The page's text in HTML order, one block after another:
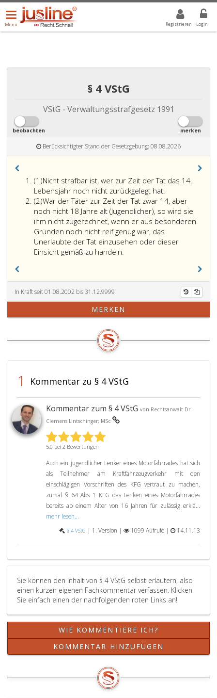
Registrieren Login
Menü
öffnen/schließen
Menü
ALLE DROPDOWN: GEWÄHLTER WERT IST ALLE
§ 4 VStG
VStG - Verwaltungsstrafgesetz 1991
beobachten merken
Berücksichtigter Stand der Gesetzgebung: 08.08.2026
(1)Absatz
eins
Nicht strafbar ist, wer zur Zeit der Tat das 14.
Lebensjahr noch nicht zurückgelegt hat.
(2)Absatz
2
War der Täter zur Zeit der Tat zwar 14, aber
noch nicht 18 Jahre alt (Jugendlicher), so wird sie
ihm nicht zugerechnet, wenn er aus besonderen
Gründen noch nicht reif genug war, das
Unerlaubte der Tat einzusehen oder dieser
Einsicht gemäß zu handeln.
In Kraft seit 01.08.2002 bis 31.12.9999
MERKEN
1 Kommentar zu § 4 VStG
Kommentar zum § 4 VStG von Rechtsanwalt Dr.
Clemens Lintschinger; MSc
5,0 bei 2 Bewertungen
Auch ein jugendlicher Lenker eines Motorfahrrades hat sich
als Teilnehmer am Kraftfahrzeugverkehr mit den
einschlägigen Vorschriften des KFG vertraut zu machen,
zumal § 64 Abs 1 KFG das Lenken eines Motorfahrrades
bereits ab einem Alter von 16 Jahren für zulässig erklä...
mehr lesen...
§ 4 VStG | 1. Version | 1099 Aufrufe | 14.11.13
Sie können den Inhalt von § 4 VStG selbst erläutern, also
einen kurzen eigenen Fachkommentar verfassen. Klicken
Sie einfach einen der nachfolgenden roten Links an!
WIE KOMMENTIERE ICH?
KOMMENTAR HINZUFÜGEN